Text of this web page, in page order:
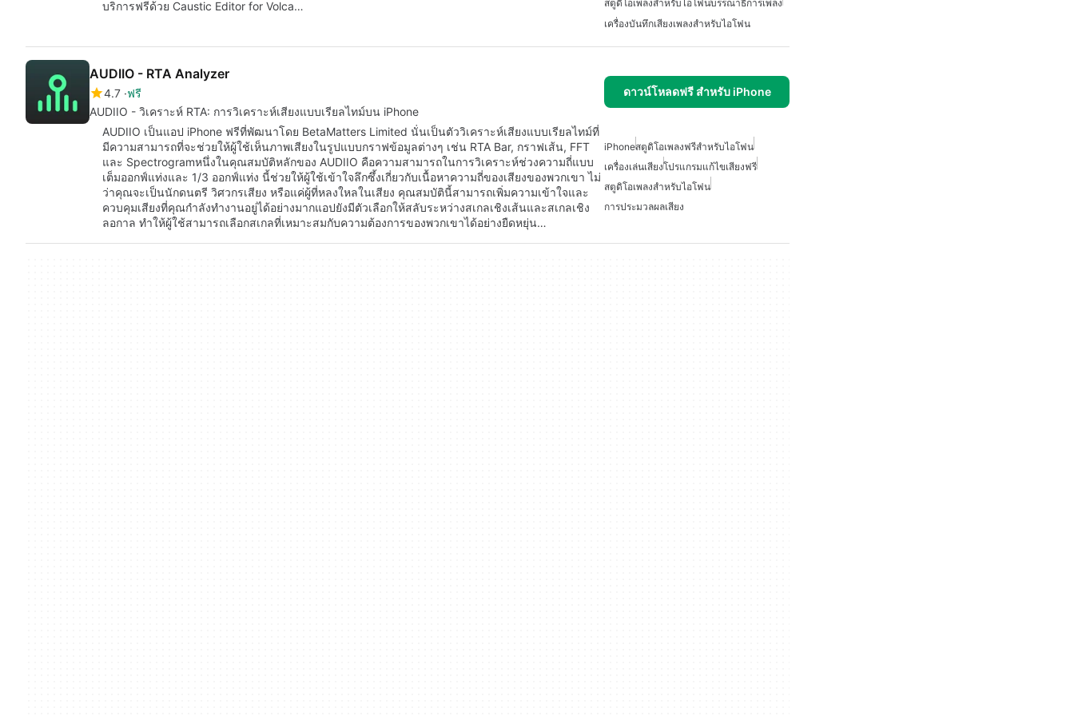
บริการฟรีด้วย Caustic Editor for Volca… สตูดิโอเพลงสำหรับไอโฟนบรรณาธิการเพลง
เครื่องบันทึกเสียงเพลงสำหรับไอโฟน
AUDIIO - RTA Analyzer
4.7 ฟรี
AUDIIO - วิเคราะห์ RTA: การวิเคราะห์เสียงแบบเรียลไทม์บน iPhone
ดาวน์โหลดฟรี สำหรับ iPhone
AUDIIO เป็นแอป iPhone ฟรีที่พัฒนาโดย BetaMatters Limited นั่นเป็นตัววิเคราะห์เสียงแบบเรียลไทม์ที่
มีความสามารถที่จะช่วยให้ผู้ใช้เห็นภาพเสียงในรูปแบบกราฟข้อมูลต่างๆ เช่น RTA Bar, กราฟเส้น, FFT
และ Spectrogramหนึ่งในคุณสมบัติหลักของ AUDIIO คือความสามารถในการวิเคราะห์ช่วงความถี่แบบ
เต็มออกฟ์แท่งและ 1/3 ออกฟ์แท่ง นี้ช่วยให้ผู้ใช้เข้าใจลึกซึ้งเกี่ยวกับเนื้อหาความถี่ของเสียงของพวกเขา ไม่
ว่าคุณจะเป็นนักดนตรี วิศวกรเสียง หรือแค่ผู้ที่หลงใหลในเสียง คุณสมบัตินี้สามารถเพิ่มความเข้าใจและ
ควบคุมเสียงที่คุณกำลังทำงานอยู่ได้อย่างมากแอปยังมีตัวเลือกให้สลับระหว่างสเกลเชิงเส้นและสเกลเชิง
ลอกาล ทำให้ผู้ใช้สามารถเลือกสเกลที่เหมาะสมกับความต้องการของพวกเขาได้อย่างยืดหยุ่น…
iPhoneสตูดิโอเพลงฟรีสำหรับไอโฟน
เครื่องเล่นเสียงโปรแกรมแก้ไขเสียงฟรี
สตูดิโอเพลงสำหรับไอโฟน
การประมวลผลเสียง